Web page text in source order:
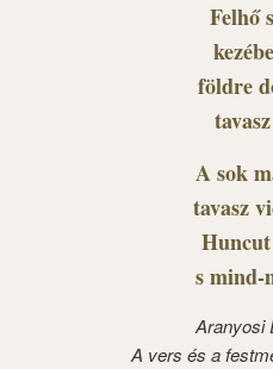
Felhő
földre
A sok
tavasz
s
Aranyosi
A vers és a